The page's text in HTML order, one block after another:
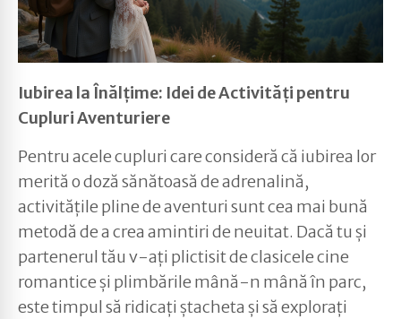
Iubirea la Înălțime: Idei de Activități pentru
Cupluri Aventuriere
Pentru acele cupluri care consideră că iubirea lor
merită o doză sănătoasă de adrenalină,
activitățile pline de aventuri sunt cea mai bună
metodă de a crea amintiri de neuitat. Dacă tu și
partenerul tău v-ați plictisit de clasicele cine
romantice și plimbările mână-n mână în parc,
este timpul să ridicați ștacheta și să explorați